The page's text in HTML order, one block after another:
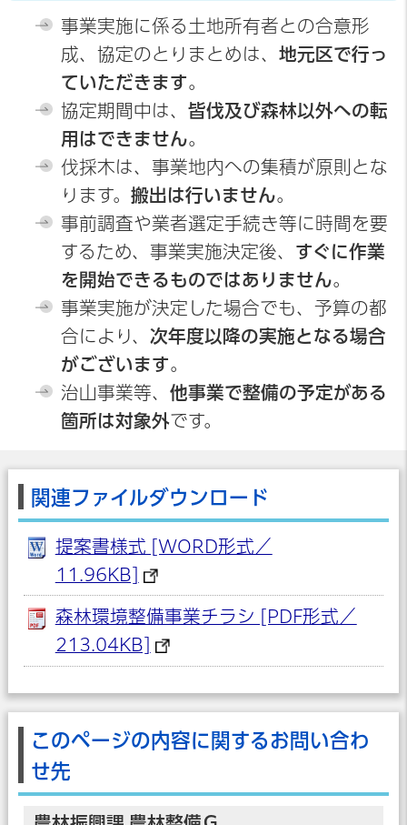
事業実施に係る土地所有者との合意形
成、協定のとりまとめは、 地元区で行っ
ていただきます。
協定期間中は、 皆伐及び森林以外への転
用はできません。
伐採木は、事業地内への集積が原則とな
ります。 搬出は行いません。
事前調査や業者選定手続き等に時間を要
するため、事業実施決定後、 すぐに作業
を開始できるものではありません。
事業実施が決定した場合でも、予算の都
合により、 次年度以降の実施となる場合
がございます。
治山事業等、 他事業で整備の予定がある
箇所は対象外です。
関連ファイルダウンロード
提案書様式 [WORD形式／
11.96KB]
森林環境整備事業チラシ [PDF形式／
213.04KB]
このページの内容に関するお問い合わ
せ先